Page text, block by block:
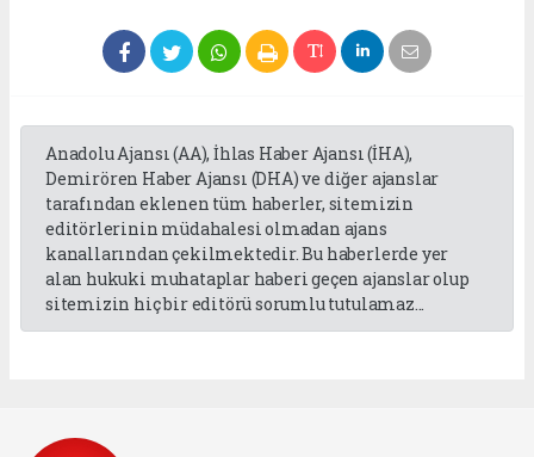
Anadolu Ajansı (AA), İhlas Haber Ajansı (İHA),
Demirören Haber Ajansı (DHA) ve diğer ajanslar
tarafından eklenen tüm haberler, sitemizin
editörlerinin müdahalesi olmadan ajans
kanallarından çekilmektedir. Bu haberlerde yer
alan hukuki muhataplar haberi geçen ajanslar olup
sitemizin hiç bir editörü sorumlu tutulamaz...